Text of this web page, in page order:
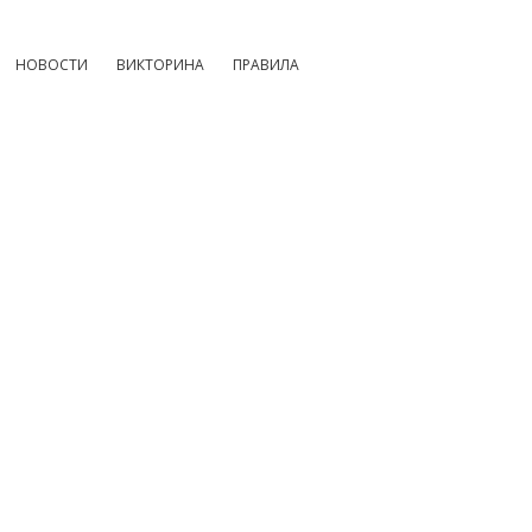
НОВОСТИ ВИКТОРИНА ПРАВИЛА